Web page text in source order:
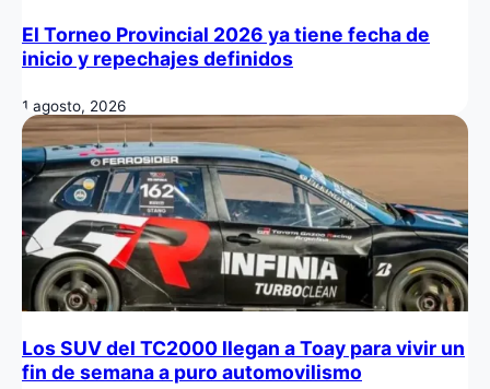
El Torneo Provincial 2026 ya tiene fecha de
inicio y repechajes definidos
1 agosto, 2026
Los SUV del TC2000 llegan a Toay para vivir un
fin de semana a puro automovilismo